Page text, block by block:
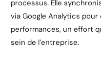
processus. Elle
via Google Analytics
performances, un effort
sein de l’entreprise.